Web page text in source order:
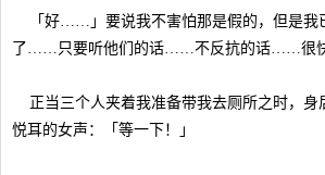
「好……」要说我不害怕那是假的，但是我
了……只要听他们的话……不反抗的话……很
正当三个人夹着我准备带我去厕所之时，身
悦耳的女声：「等一下！」